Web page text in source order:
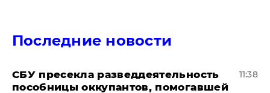
Последние новости
СБУ пресекла разведдеятельность
пособницы оккупантов, помогавшей
11:38